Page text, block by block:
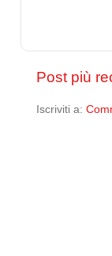
Post più
Iscriviti a: